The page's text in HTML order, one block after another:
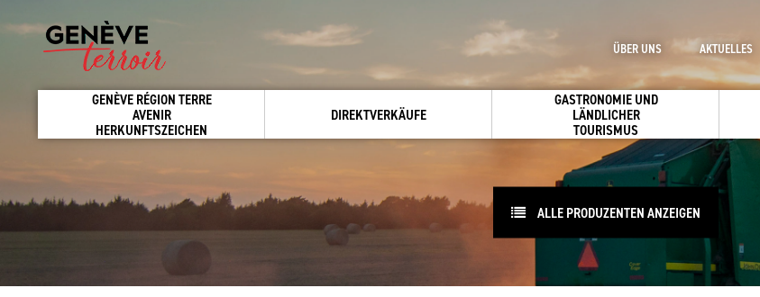
GENÈVE RÉGION TERRE
AVENIR
HERKUNFTSZEICHEN
DIREKTVERKÄUFE
GASTRONOMIE UND
LÄNDLICHER
TOURISMUS
ÜBER UNS AKTUELLES
ALLE PRODUZENTEN ANZEIGEN